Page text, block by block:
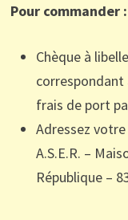
Pour commander :
Chèque à
correspondant
frais de port
Adressez
A.S.E.R. –
République –